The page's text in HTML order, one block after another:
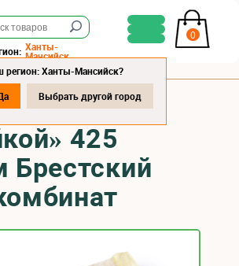
0
Ханты-
Мансийск
регион: Ханты-Мансийск?
Выбрать другой город
«С
425
Брестский